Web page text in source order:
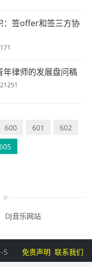
：签offer和签三方协
年律师的发展盘问稿
21251
600 601
602
DJ音乐网站
5 免责声明 联系我们